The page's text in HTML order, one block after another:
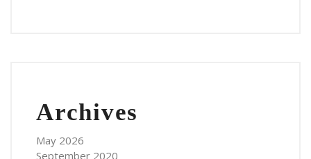
Archives
May 2026
September 2020